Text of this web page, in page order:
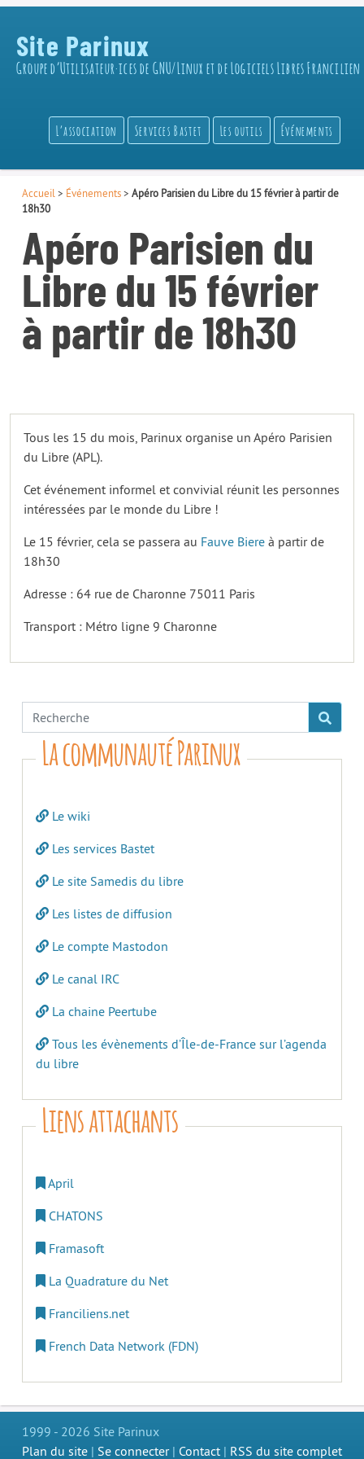
Site Parinux
Groupe d’Utilisateur·ices de GNU/Linux et de Logiciels Libres Francilien
L’association Services Bastet Les outils Événements
Accueil > Événements> Apéro Parisien du Libre du 15 février à partir de
18h30
Apéro Parisien du
Libre du 15 février
à partir de 18h30
Tous les 15 du mois, Parinux organise un Apéro Parisien
du Libre (APL).
Cet événement informel et convivial réunit les personnes
intéressées par le monde du Libre !
Le 15 février, cela se passera au Fauve Biere à partir de
18h30
Adresse : 64 rue de Charonne 75011 Paris
Transport : Métro ligne 9 Charonne
La communauté Parinux
Le wiki
Les services Bastet
Le site Samedis du libre
Les listes de diffusion
Le compte Mastodon
Le canal IRC
La chaine Peertube
Tous les évènements d’Île-de-France sur l’agenda
du libre
Liens attachants
April
CHATONS
Framasoft
La Quadrature du Net
Franciliens.net
French Data Network (FDN)
1999 - 2026 Site Parinux
Plan du site | Se connecter| Contact | RSS du site complet